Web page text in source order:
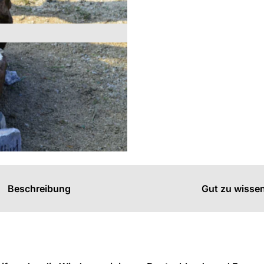
Beschreibung Gut zu